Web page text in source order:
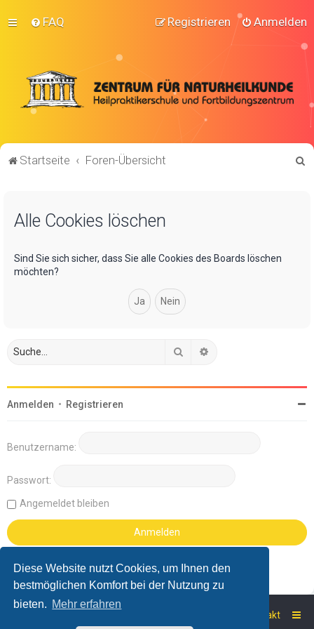
Diese Website nutzt Cookies, um Ihnen den
bestmöglichen Komfort bei der Nutzung zu
bieten. Mehr erfahren
FAQ Anmelden
Registrieren
Startseite Foren-Übersicht
Alle Cookies löschen
Sind Sie sich sicher, dass Sie alle Cookies des Boards löschen
möchten?
Suche
Anmelden • Registrieren
Benutzername:
Passwort:
Angemeldet bleiben
Kontakt